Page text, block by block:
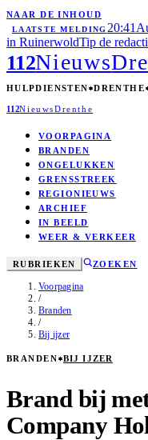
NAAR DE INHOUD
LAATSTE MELDING 20:41
in RuinerwoldTip de
112Nieuws
HULPDIENSTEN DRENTHE
112NieuwsDrenthe
VOORPAGINA
BRANDEN
ONGELUKKEN
GRENSSTREEK
REGIONIEUWS
ARCHIEF
IN BEELD
WEER & VERKEER
RUBRIEKEN ZOEKEN
Voorpagina
/
Branden
/
Bij ijzer
BRANDEN BIJ IJZER
Brand bij
Company